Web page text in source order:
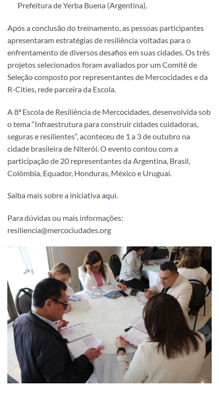
Prefeitura de Yerba Buena (Argentina).
Após a conclusão do treinamento, as pessoas participantes
apresentaram estratégias de resiliência voltadas para o
enfrentamento de diversos desafios em suas cidades. Os três
projetos selecionados foram avaliados por um Comitê de
Seleção composto por representantes de Mercocidades e da
R-Cities, rede parceira da Escola.
A 8ª Escola de Resiliência de Mercocidades, desenvolvida sob
o tema “Infraestrutura para construir cidades cuidadoras,
seguras e resilientes”, aconteceu de 1 a 3 de outubro na
cidade brasileira de Niterói. O evento contou com a
participação de 20 representantes da Argentina, Brasil,
Colômbia, Equador, Honduras, México e Uruguai.
Saiba mais sobre a iniciativa aqui.
Para dúvidas ou mais informações:
resiliencia@mercociudades.org